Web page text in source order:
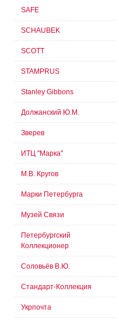
SAFE
SCHAUBEK
SCOTT
STAMPRUS
Stanley Gibbons
Должанский Ю.М.
Зверев
ИТЦ "Марка"
М.В. Кругов
Марки Петербурга
Музей Связи
Петербургский
Коллекционер
Соловьёв В.Ю.
Стандарт-Коллекция
Укрпочта